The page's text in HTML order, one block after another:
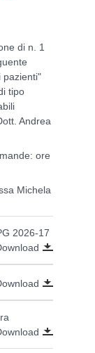
di n. 1
pazienti"
tipo
Andrea
ore
Michela
2026-17